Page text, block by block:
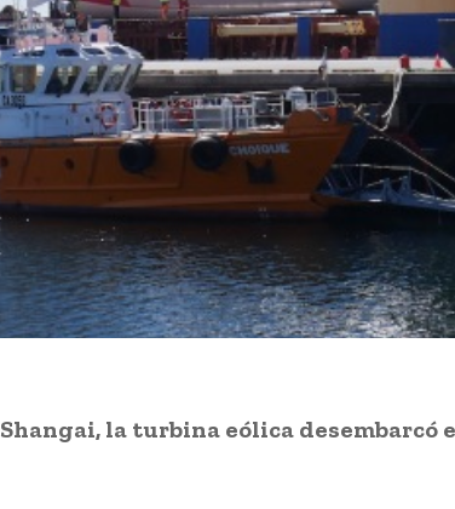
la turbina eólica desembarcó